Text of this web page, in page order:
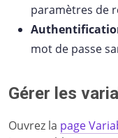
paramètres de
mot de passe
Gérer les
Ouvrez la page